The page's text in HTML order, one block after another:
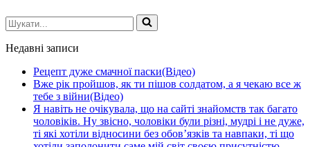
Шукати...
Недавні записи
Рецепт дуже смачної паски(Відео)
Вже рік пройшов, як ти пішов солдатом, а я чекаю все ж
тебе з війни(Відео)
Я навіть не очікувала, що на сайті знайомств так багато
чоловіків. Ну звісно, чоловіки були різні, мудрі і не дуже,
ті які хотіли відносини без обов’язків та навпаки, ті що